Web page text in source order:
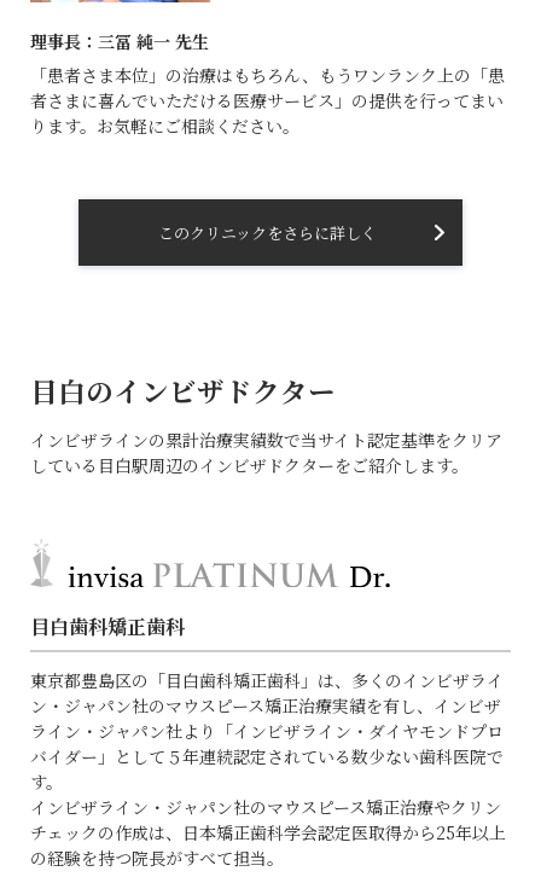
理事長：三冨 純一 先生
「患者さま本位」の治療はもちろん、もうワンランク上の「患
者さまに喜んでいただける医療サービス」の提供を行ってまい
ります。お気軽にご相談ください。
このクリニックをさらに詳しく
目白のインビザドクター
インビザラインの累計治療実績数で当サイト認定基準をクリア
している目白駅周辺のインビザドクターをご紹介します。
目白歯科矯正歯科
東京都豊島区の「目白歯科矯正歯科」は、多くのインビザライ
ン・ジャパン社のマウスピース矯正治療実績を有し、インビザ
ライン・ジャパン社より「インビザライン・ダイヤモンドプロ
バイダー」として５年連続認定されている数少ない歯科医院で
す。
インビザライン・ジャパン社のマウスピース矯正治療やクリン
チェックの作成は、日本矯正歯科学会認定医取得から25年以上
の経験を持つ院長がすべて担当。